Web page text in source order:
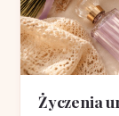
Życzenia